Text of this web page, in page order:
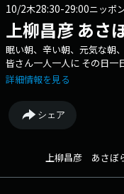
10/2木28:30-29:00ニッポ
上柳昌彦 あさ
眠い朝、辛い朝、元気な朝
皆さん一人一人に その日一
けているトークラジオ ■
金） ▼5:00 5時のオープ
る力 今朝も元気にいただ
ょっとしたいい話を朗読
チョキ ▼5:57 エンディ
詳細情報を見る
シェア
上柳昌彦 あさぼ